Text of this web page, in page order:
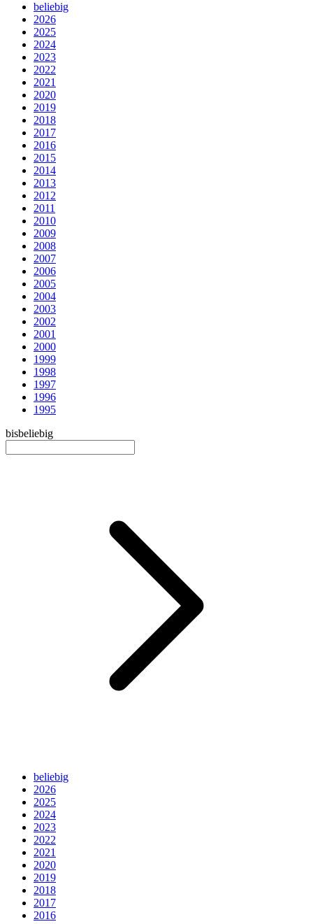
beliebig
2026
2025
2024
2023
2022
2021
2020
2019
2018
2017
2016
2015
2014
2013
2012
2011
2010
2009
2008
2007
2006
2005
2004
2003
2002
2001
2000
1999
1998
1997
1996
1995
bisbeliebig
beliebig
2026
2025
2024
2023
2022
2021
2020
2019
2018
2017
2016